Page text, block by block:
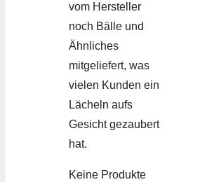
vom Hersteller
noch Bälle und
Ähnliches
mitgeliefert, was
vielen Kunden ein
Lächeln aufs
Gesicht gezaubert
hat.
Keine Produkte